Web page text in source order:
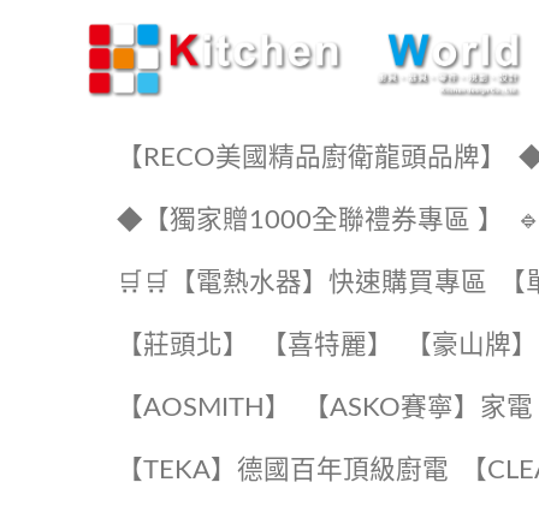
【RECO美國精品廚衛龍頭品牌】 ◆
◆【獨家贈1000全聯禮券專區 】
🛒🛒【電熱水器】快速購買專區
【莊頭北】 【喜特麗】 【豪山牌】
【AOSMITH】 【ASKO賽寧】家電
️【TEKA】️德國百年頂級廚電 【